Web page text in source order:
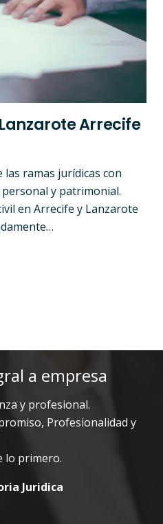
Arrecife
las ramas jurídicas con
y patrimonial.
en Arrecife y Lanzarote
a empresa
y profesional.
Profesionalidad y
lo primero.
Juridica